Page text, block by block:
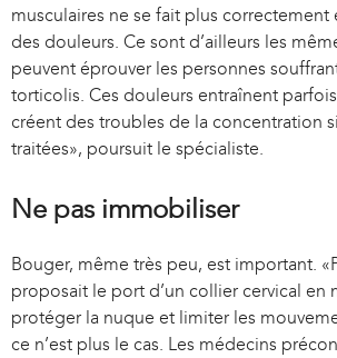
e
r
n
a
l
)
e
r
n
a
l
musculaires ne se fait plus correctement
des douleurs. Ce sont d’ailleurs les
peuvent éprouver les personnes
torticolis. Ces douleurs entraînent
créent des troubles de la concentration
traitées», poursuit le spécialiste.
Ne pas immobiliser
Bouger, même très peu, est important.
proposait le port d’un collier cervical en
protéger la nuque et limiter les
ce n’est plus le cas. Les médecins